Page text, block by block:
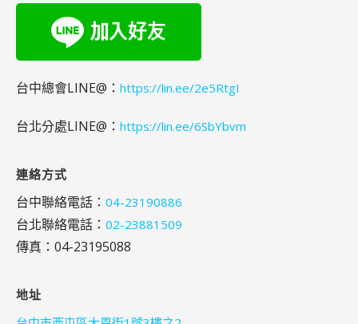
台中總會LINE@： https://lin.ee/2e5RtgI
台北分處LINE@： https://lin.ee/6SbYbvm
連絡方式
台中聯絡電話： 04-23190886
台北聯絡電話： 02-23881509
傳真：04-23195088
地址